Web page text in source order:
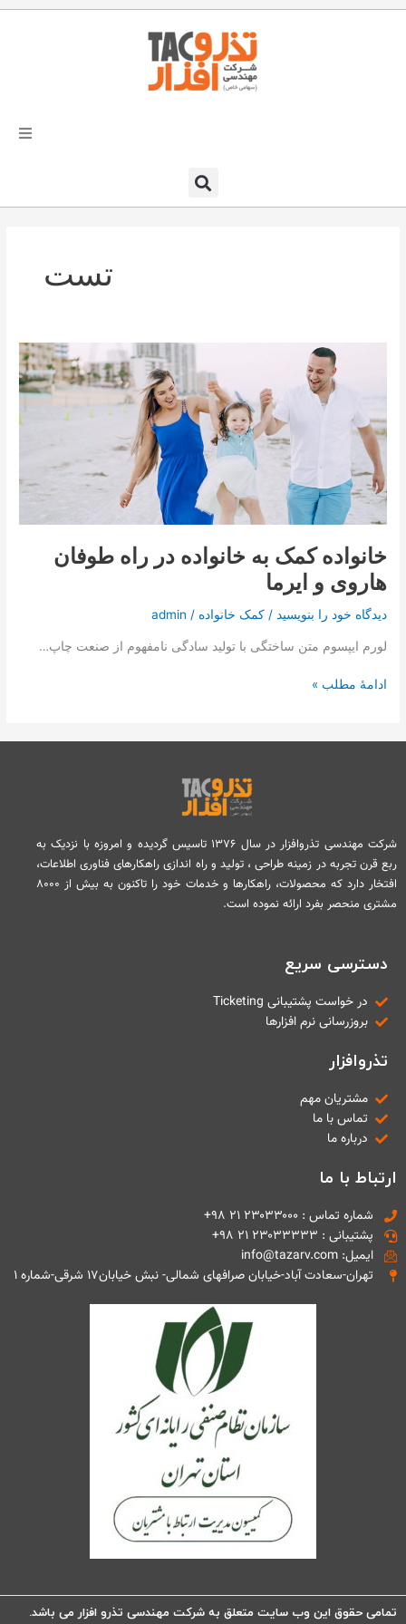
رفتن
دعوت به همکاری
درخواست دمو
تست
خانواده کمک به خانواده در راه طوفان
هاروی و ایرما
دیدگاه‌ خود را بنویسید /کمک خانواده /
admin
لورم ایپسوم متن ساختگی با تولید سادگی نامفهوم از صنعت چاپ…
در
راه
طوفان
هاروی
ادامۀ مطلب »
شرکت مهندسی تذروافزار در سال ۱۳۷۶ تاسیس گردیده و امروزه با نزدیک به
ربع قرن تجربه در زمینه طراحی ، تولید و راه اندازی راهکارهای فناوری اطلاعات،
افتخار دارد که محصولات، راهکارها و خدمات خود را تاکنون به بیش از ۸۰۰۰
مشتری منحصر بفرد ارائه نموده است.
دسترسی سریع
در خواست پشتیبانی Ticketing
بروزرسانی نرم افزارها
تذروافزار
مشتریان مهم
تماس با ما
درباره ما
ارتباط با ما
شماره تماس : ۲۳۰۳۳۰۰۰ ۲۱ ۹۸+
پشتیبانی : ۲۳۰۳۳۳۳۳ ۲۱ ۹۸+
ایمیل: info@tazarv.com
تهران-سعادت آباد-خیابان صرافهای شمالی- نبش خیابان۱۷ شرقی-شماره ۱
تمامی حقوق این وب سایت متعلق به شرکت مهندسی تذرو افزار می باشد.